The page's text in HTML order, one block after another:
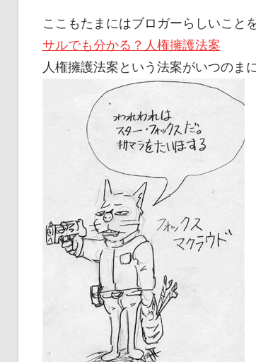
ここもたまにはブロガーらしいこと
サルでも分かる？人権擁護法案
人権擁護法案という法案がいつのま